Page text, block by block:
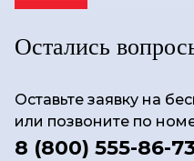
Остались
Оставьте заявку на
или позвоните по
8 (800) 555-86-